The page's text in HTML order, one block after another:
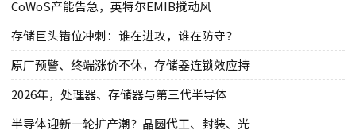
CoWoS产能告急，英特尔EMIB搅动风
存储巨头错位冲刺：谁在进攻，谁在防守？
原厂预警、终端涨价不休，存储器连锁效应持
2026年，处理器、存储器与第三代半导体
半导体迎新一轮扩产潮？晶圆代工、封装、光